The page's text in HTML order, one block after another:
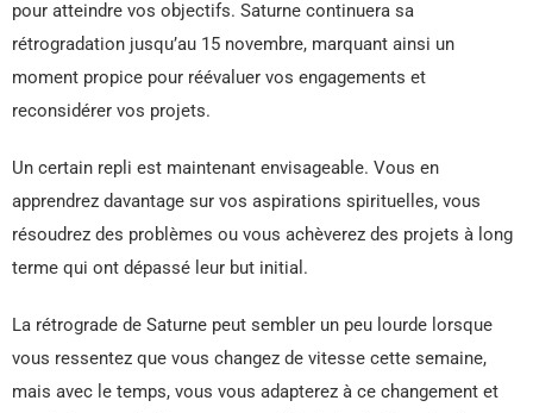
pour atteindre vos objectifs. Saturne continuera sa
rétrogradation jusqu’au 15 novembre, marquant ainsi un
moment propice pour réévaluer vos engagements et
reconsidérer vos projets.
Un certain repli est maintenant envisageable. Vous en
apprendrez davantage sur vos aspirations spirituelles, vous
résoudrez des problèmes ou vous achèverez des projets à long
terme qui ont dépassé leur but initial.
La rétrograde de Saturne peut sembler un peu lourde lorsque
vous ressentez que vous changez de vitesse cette semaine,
mais avec le temps, vous vous adapterez à ce changement et